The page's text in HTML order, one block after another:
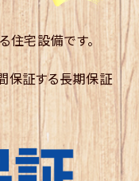
住宅設備です。
保証する長期保証